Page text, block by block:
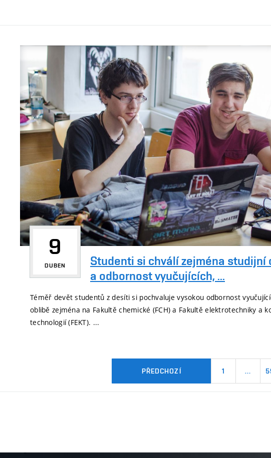
9
DUBEN
Studenti si chválí zejména studijní
a odbornost vyučujících, ...
Téměř devět studentů z desíti si pochvaluje vysokou odbornost
oblibě zejména na Fakultě chemické (FCH) a Fakultě elektrotechniky a
technologií (FEKT). ...
PŘEDCHOZÍ 1 …